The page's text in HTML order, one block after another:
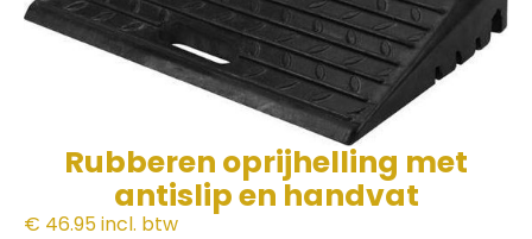
Rubberen oprijhelling met
antislip en handvat
€ 46.95incl. btw